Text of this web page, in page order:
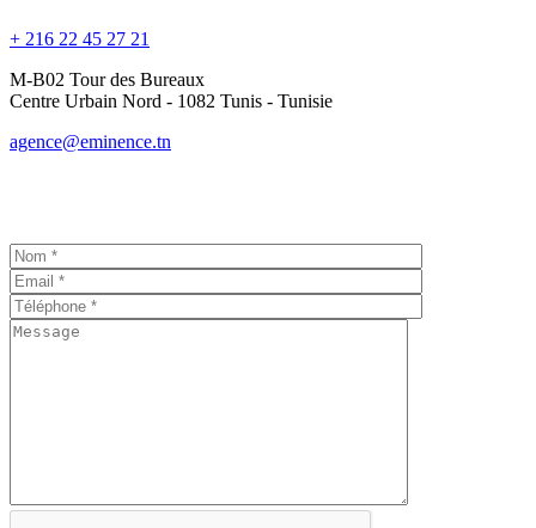
+ 216 22 45 27 21
M-B02 Tour des Bureaux
Centre Urbain Nord - 1082 Tunis - Tunisie
agence@eminence.tn